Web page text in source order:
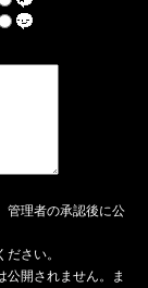
管理者の承認後に公
さい。
公開されません。ま